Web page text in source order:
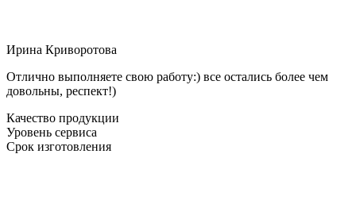
Ирина Криворотова
Отлично выполняете свою работу:) все остались более чем
довольны, респект!)
Качество продукции
Уровень сервиса
Срок изготовления